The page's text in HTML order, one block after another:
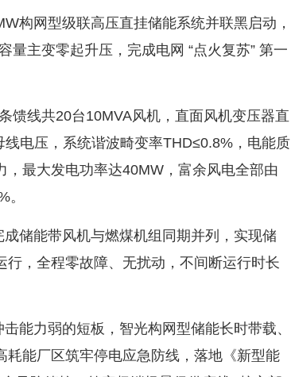
构网型级联高压直挂储能系统并联黑启动，
量主变零起升压，完成电网 “点火复苏” 第一
馈线共20台10MVA风机，直面风机变压器直
电压，系统谐波畸变率THD≤0.8%，电能质
最大发电功率达40MW，富余风电全部由
。
储能带风机与燃煤机组同期并列，实现储
，全程零故障、无扰动，不间断运行时长
能力弱的短板，智光构网型储能长时带载、
能厂区筑牢停电应急防线，落地《新型能